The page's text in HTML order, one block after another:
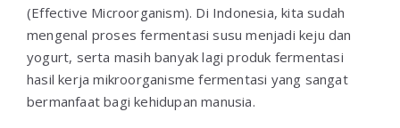
(Effective Microorganism). Di Indonesia, kita sudah
mengenal proses fermentasi susu menjadi keju dan
yogurt, serta masih banyak lagi produk fermentasi
hasil kerja mikroorganisme fermentasi yang sangat
bermanfaat bagi kehidupan manusia.